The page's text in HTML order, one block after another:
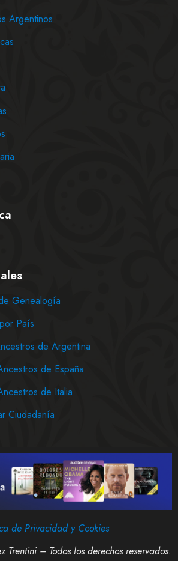
Argentinos
Genealogía
País
de Argentina
de España
de Italia
Ciudadanía
de Privacidad y Cookies
Trentini – Todos los derechos reservados.